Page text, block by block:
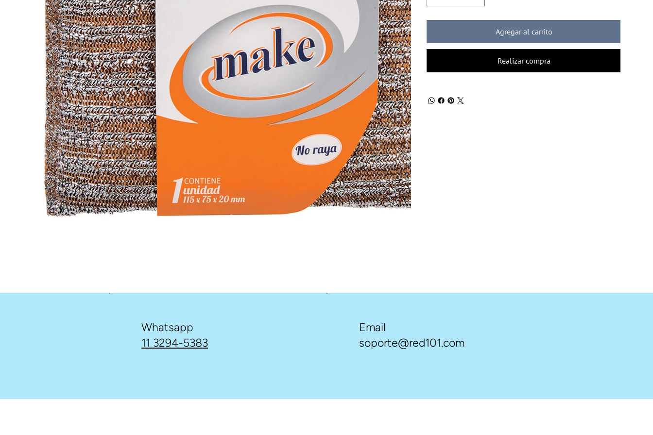
Agregar al carrito
Realizar compra
Whatsapp
11 3294-5383
Email
soporte@red101.com